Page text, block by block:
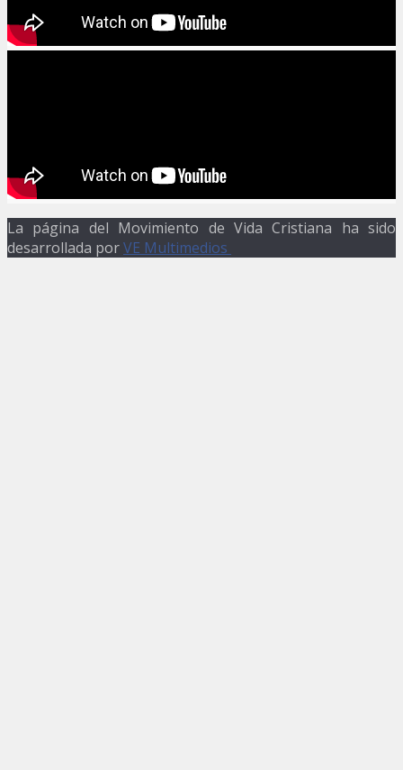
La página del Movimiento de Vida Cristiana ha sido
desarrollada porVE Multimedios